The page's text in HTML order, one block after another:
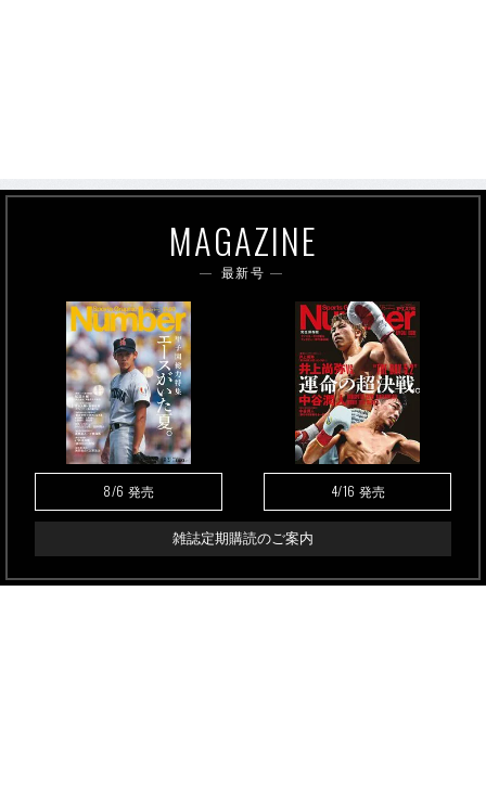
MAGAZINE
最新号
8/6 発売 4/16 発売
雑誌定期購読のご案内